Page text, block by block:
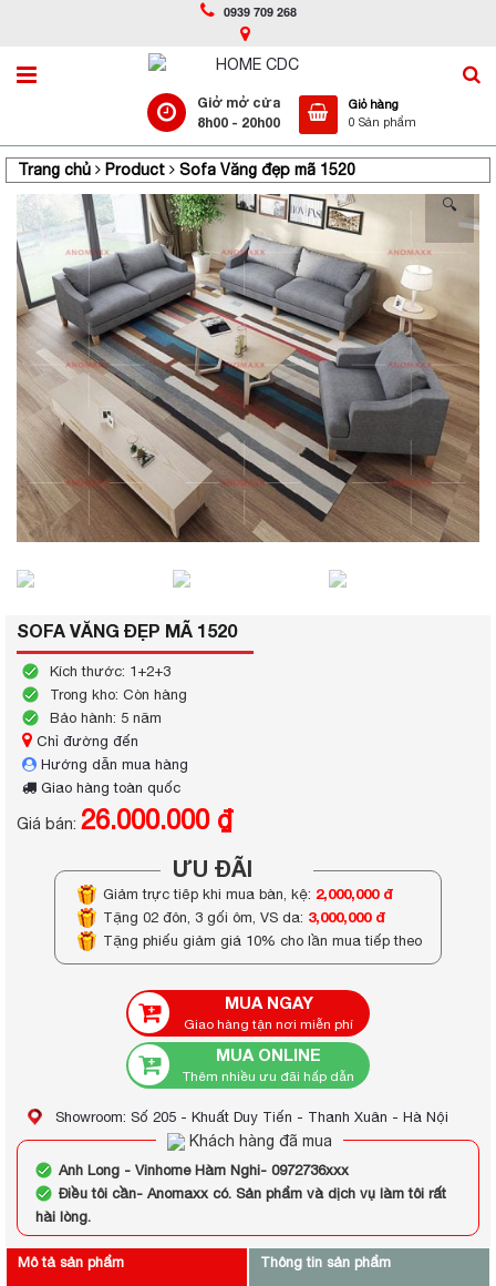
0939 709 268
Giỏ hàng
0 Sản phẩm
Giở mở cửa
8h00 - 20h00
Trang chủ Product
Sofa Văng đẹp mã 1520
🔍
SOFA VĂNG ĐẸP MÃ 1520
Kích thước: 1+2+3
Trong kho: Còn hàng
Bảo hành: 5 năm
Chỉ đường đến
Hướng dẫn mua hàng
Giao hàng toàn quốc
Giá bán: 26.000.000 ₫
ƯU ĐÃI
Giảm trực tiếp khi mua bàn, kệ: 2,000,000 đ
Tặng 02 đôn, 3 gối ôm, VS da: 3,000,000 đ
Tặng phiếu giảm giá 10% cho lần mua tiếp theo
MUA NGAY
Giao hàng tận nơi miễn phí
MUA ONLINE
Thêm nhiều ưu đãi hấp dẫn
Showroom: Số 205 - Khuất Duy Tiến - Thanh Xuân - Hà Nội
Khách hàng đã mua
Anh Long - Vinhome Hàm Nghi- 0972736xxx
Điều tôi cần- Anomaxx có. Sản phẩm và dịch vụ làm tôi rất
hài lòng.
Mô tả sản phẩm Thông tin sản phẩm